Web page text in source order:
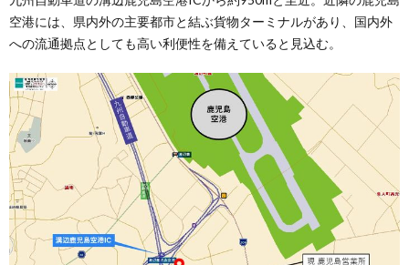
空港には、県内外の主要都市と結ぶ貨物ターミナルがあり、国内外
への流通拠点としても高い利便性を備えていると見込む。